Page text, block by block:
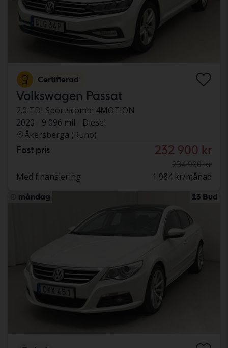
Certifierad
Volkswagen Passat
2.0 TDI Sportscombi 4MOTION
2020
9 096 mil
Diesel
Åkersberga (Runö)
Fast pris 232 900 kr
234 900 kr
Med finansiering
1 984 kr/månad
måndag 13 Bud